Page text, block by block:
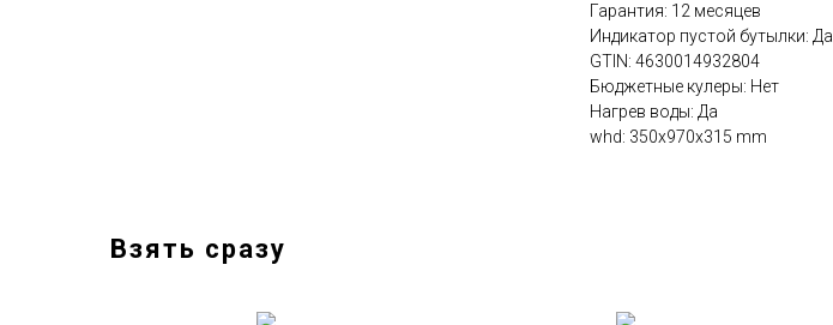
Гарантия: 12 месяцев
Индикатор пустой бутылки: Да
GTIN: 4630014932804
Бюджетные кулеры: Нет
Нагрев воды: Да
whd: 350x970x315 mm
Взять сразу